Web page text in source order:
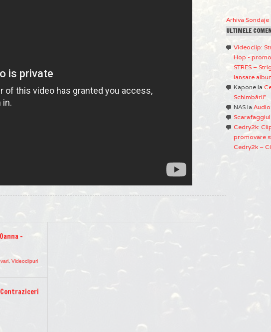
–
Videoclipuri
Arhiva Sondaje
ULTIMELE
Videoclip:
Hop -
STRES –
lansare
Kapone la
Schimbării”
NAS la
Scarafaggiul
Cedry2k:
promovare
Cedry2k –